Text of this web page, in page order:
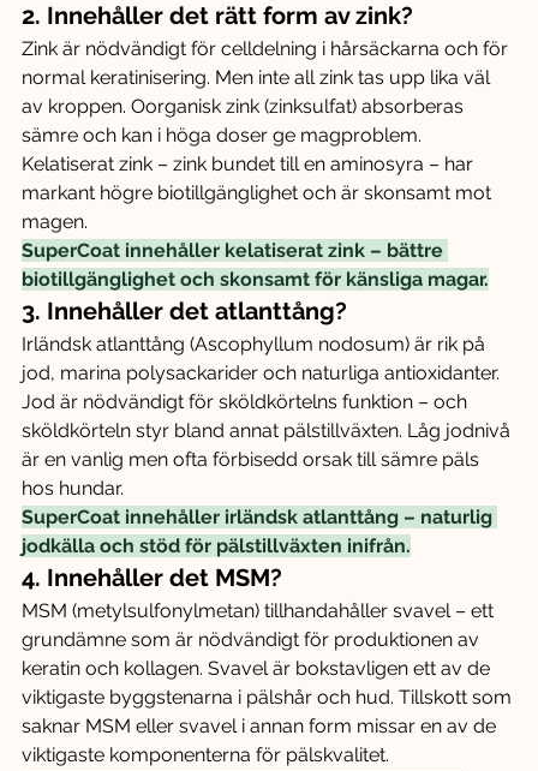
2. Innehåller det rätt form av zink?
Zink är nödvändigt för celldelning i hårsäckarna och för
normal keratinisering. Men inte all zink tas upp lika väl
av kroppen. Oorganisk zink (zinksulfat) absorberas
sämre och kan i höga doser ge magproblem.
Kelatiserat zink – zink bundet till en aminosyra – har
markant högre biotillgänglighet och är skonsamt mot
magen.
SuperCoat innehåller kelatiserat zink – bättre
biotillgänglighet och skonsamt för känsliga magar.
3. Innehåller det atlanttång?
Irländsk atlanttång (Ascophyllum nodosum) är rik på
jod, marina polysackarider och naturliga antioxidanter.
Jod är nödvändigt för sköldkörtelns funktion – och
sköldkörteln styr bland annat pälstillväxten. Låg jodnivå
är en vanlig men ofta förbisedd orsak till sämre päls
hos hundar.
SuperCoat innehåller irländsk atlanttång – naturlig
jodkälla och stöd för pälstillväxten inifrån.
4. Innehåller det MSM?
MSM (metylsulfonylmetan) tillhandahåller svavel – ett
grundämne som är nödvändigt för produktionen av
keratin och kollagen. Svavel är bokstavligen ett av de
viktigaste byggstenarna i pälshår och hud. Tillskott som
saknar MSM eller svavel i annan form missar en av de
viktigaste komponenterna för pälskvalitet.